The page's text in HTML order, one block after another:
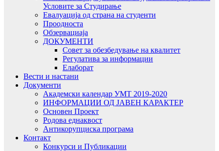
Условите за Студирање
Евалуација од страна на студенти
Проодноста
Обзервациаја
ДОКУМЕНТИ
Совет за обезбедување на квалитет
Регулатива за информации
Елаборат
Вести и настани
Документи
Академски календар УМТ 2019-2020
ИНФОРМАЦИИ ОД ЈАВЕН КАРАКТЕР
Основен Проект
Родова еднаквост
Антикорупциска програма
Контакт
Конкурси и Публикации